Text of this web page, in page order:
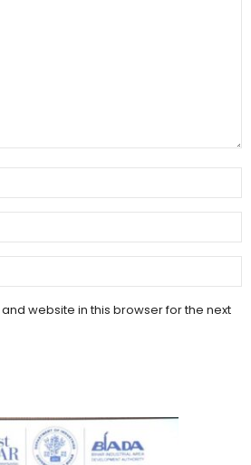
website in this browser for the next